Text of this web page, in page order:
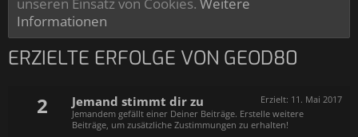
Informationen
ERZIELTE ERFOLGE VON GEOD80
2 Erzielt: 11. Mai 2017
Jemand stimmt dir zu
Jemandem gefällt einer Deiner Beiträge. Erstelle weitere
Beiträge, um zusätzliche Zustimmungen zu erhalten!